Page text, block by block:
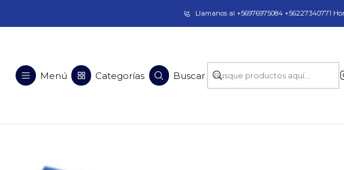
Taladros Magnéticos en Chile | Venta, Arriendo y
Menú Categorías Buscar
Llamanos al +56976975084 +56227340771